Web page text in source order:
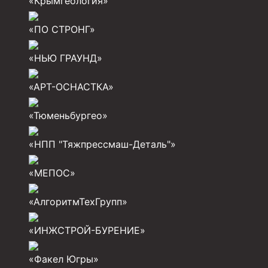
Кольца ограничительные ПЦ и ЦЦ
Клапаны обратные
Краны шаровые и пробковые
Скребки корончатые СК и тросовые СТ
Центраторы колонные
Герметизаторы устьевые
«ПО СТРОНГ»
«НЬЮ ГРАУНД»
«АРТ-ОСНАСТКА»
«Тюменьбургео»
«НПП "Тяжпрессмаш-Деталь"»
«МЕПОС»
«АлгоритмТехГрупп»
«ИНЖСТРОЙ-БУРЕНИЕ»
«Факел Югры»